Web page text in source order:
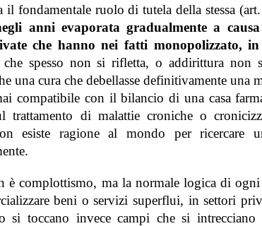
il fondamentale ruolo di tutela della stessa
anni evaporata gradualmente a
che hanno nei fatti monopolizzato,
spesso non si rifletta, o addirittura non
una cura che debellasse definitivamente una
compatibile con il bilancio di una casa
trattamento di malattie croniche o
esiste ragione al mondo per ricercare
è complottismo, ma la normale logica di
beni o servizi superflui, in settori
si toccano invece campi che si